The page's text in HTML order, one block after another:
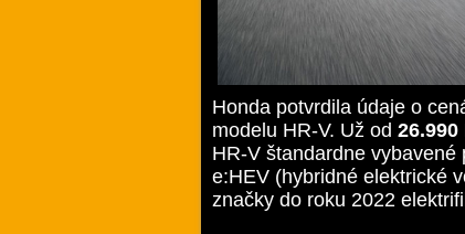
Honda potvrdila údaje o
modelu HR-V. Už od 26.990
HR-V štandardne
e:HEV (hybridné elektrické
značky do roku 2022